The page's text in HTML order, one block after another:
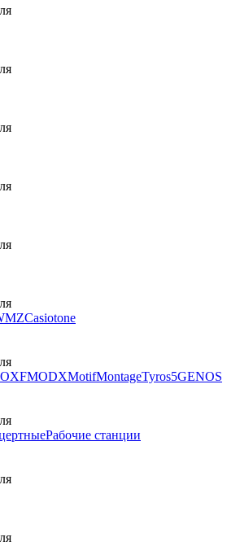
MZCasiotone
MODXMotifMontageTyros5GENOS
Рабочие станции